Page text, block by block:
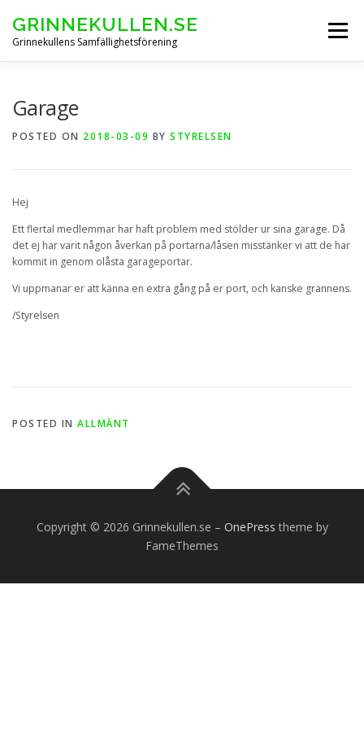
content
GRINNEKULLEN.SE
Grinnekullens Samfällighetsförening
Menu
Garage
POSTED ON 2018-03-09 BY STYRELSEN
Hej
Ett flertal medlemmar har haft problem med stölder ur sina garage. Då
det ej har varit någon åverkan på portarna/låsen misstänker vi att de har
kommit in genom olåsta garageportar.
Vi uppmanar er att känna en extra gång på er port, och kanske grannens.
/Styrelsen
POSTED IN ALLMÄNT
Copyright © 2026 Grinnekullen.se – OnePress theme by
FameThemes